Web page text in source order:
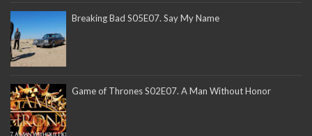
Breaking Bad S05E07. Say My Name
Game of Thrones S02E07. A Man Without Honor